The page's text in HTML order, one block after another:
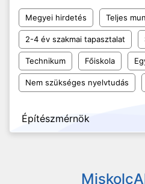
Megyei hirdetés Teljes
2-4 év szakmai tapasztalat
Technikum Főiskola
Nem szükséges nyelvtudás
Építészmérnök